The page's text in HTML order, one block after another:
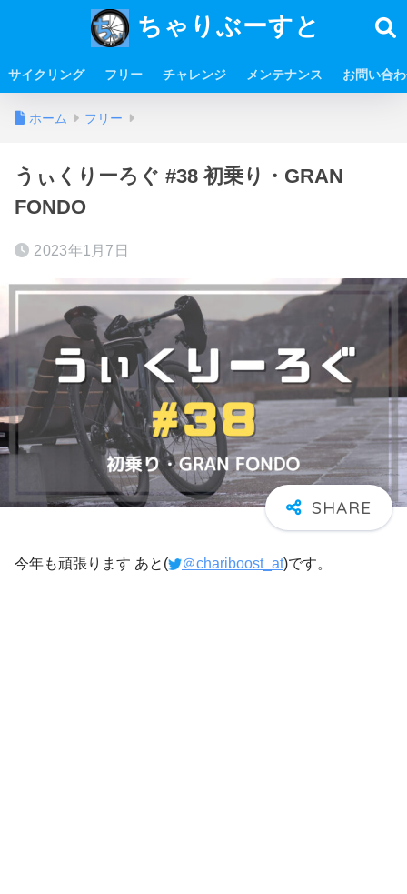
ちゃりぶーすと
サイクリング フリー チャレンジ メンテナンス お問い合
ホーム フリー
うぃくりーろぐ #38 初乗り・GRAN
FONDO
2023年1月7日
今年も頑張ります あと( ＠chariboost_at)です。